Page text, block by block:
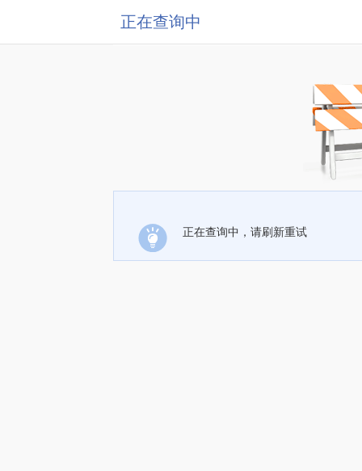
正在查询中
正在查询中，请刷新重试